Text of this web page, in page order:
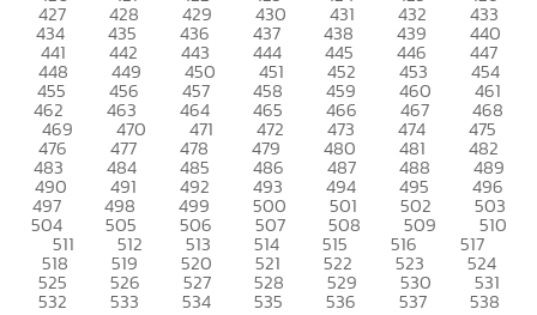
427 428 429 430 431 432 433
434 435 436 437 438 439 440
441 442 443 444 445 446 447
448 449 450 451 452 453 454
455 456 457 458 459 460 461
462 463 464 465 466 467 468
469 470 471 472 473 474 475
476 477 478 479 480 481 482
483 484 485 486 487 488 489
490 491 492 493 494 495 496
497 498 499 500 501 502 503
504 505 506 507 508 509 510
511 512 513 514 515 516 517
518 519 520 521 522 523 524
525 526 527 528 529 530 531
532 533 534 535 536 537 538